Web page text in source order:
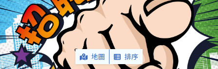
地圖 排序